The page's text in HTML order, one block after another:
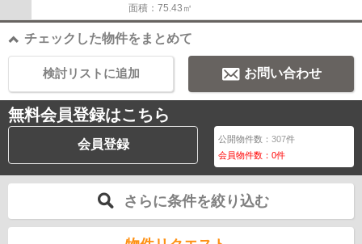
面積：75.43㎡
チェックした物件をまとめて
お問い合わせ
検討リストに追加
無料会員登録はこちら
会員登録 公開物件数：307件
会員物件数：0件
さらに条件を絞り込む